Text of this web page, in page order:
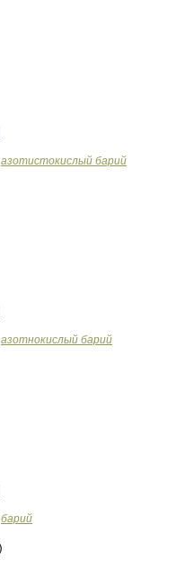
азотистокислый барий
азотнокислый барий
барий